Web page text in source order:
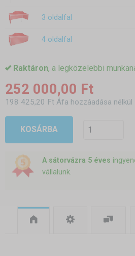
3 oldalfal
4 oldalfal
Raktáron, a legközelebbi
252 000,00 Ft
198 425,20 Ft Áfa hozzáadása nélkül
KOSÁRBA
A sátorvázra 5 éves
vállalunk.